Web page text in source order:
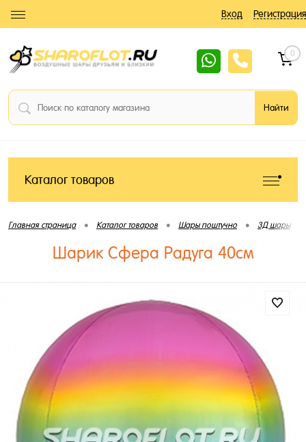
Вход Регистрация
0
Каталог товаров
Главная страница • Каталог товаров • Шары поштучно • 3Д шары
Шарик Сфера Радуга 40см